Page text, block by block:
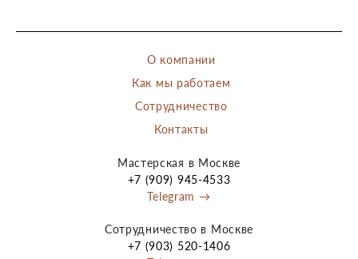
О компании
Как мы работаем
Сотрудничество
Контакты
Мастерская в Москве
+7 (909) 945-4533
Telegram →
Сотрудничество в Москве
+7 (903) 520-1406